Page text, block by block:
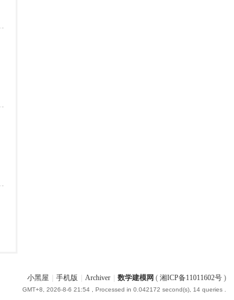
小黑屋 手机版 Archiver 数学建模网 ( 湘ICP备11011602号)
GMT+8, 2026-8-6 21:54, Processed in 0.042172 second(s), 14 queries .